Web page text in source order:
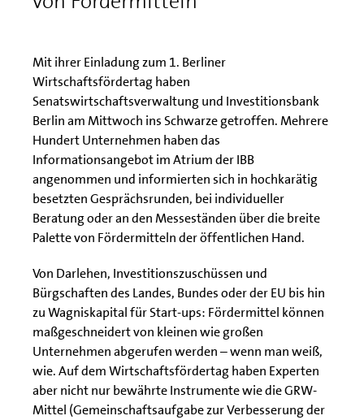
Mit ihrer Einladung zum 1. Berliner
Wirtschaftsfördertag haben
Senatswirtschaftsverwaltung und Investitionsbank
Berlin am Mittwoch ins Schwarze getroffen. Mehrere
Hundert Unternehmen haben das
Informationsangebot im Atrium der IBB
angenommen und informierten sich in hochkarätig
besetzten Gesprächsrunden, bei individueller
Beratung oder an den Messeständen über die breite
Palette von Fördermitteln der öffentlichen Hand.
Von Darlehen, Investitionszuschüssen und
Bürgschaften des Landes, Bundes oder der EU bis hin
zu Wagniskapital für Start-ups: Fördermittel können
maßgeschneidert von kleinen wie großen
Unternehmen abgerufen werden – wenn man weiß,
wie. Auf dem Wirtschaftsfördertag haben Experten
aber nicht nur bewährte Instrumente wie die GRW-
Mittel (Gemeinschaftsaufgabe zur Verbesserung der